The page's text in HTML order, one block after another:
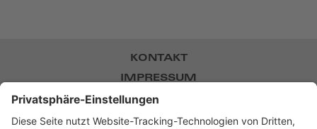
KONTAKT
IMPRESSUM
DATENSCHUTZ
NEWSLETTER